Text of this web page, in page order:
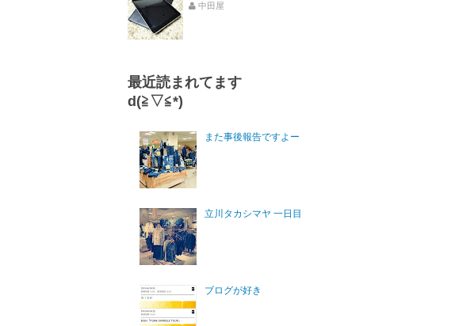
中田屋
最近読まれてます
d(≧▽≦*)
また事後報告ですよー
立川タカシマヤ 一日目
ブログが好き